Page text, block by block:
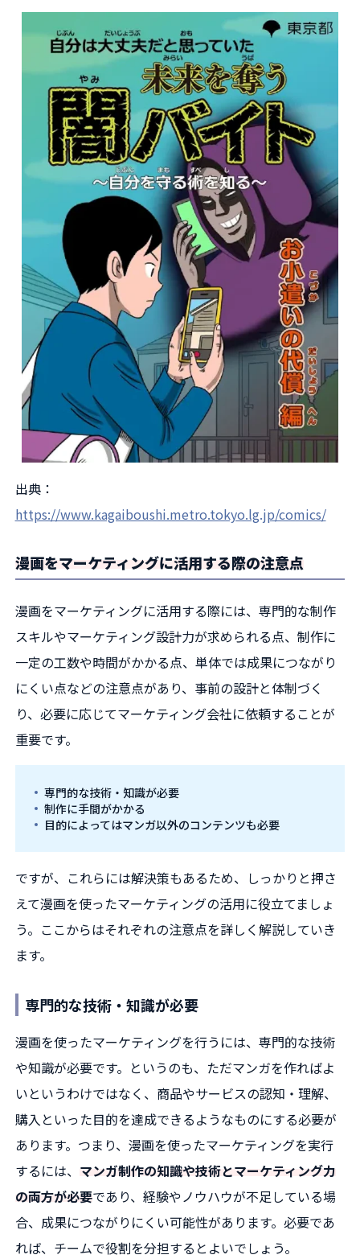
出典：
https://www.kagaiboushi.metro.tokyo.lg.jp/comics/
漫画をマーケティングに活用する際の注意点
漫画をマーケティングに活用する際には、専門的な制作
スキルやマーケティング設計力が求められる点、制作に
一定の工数や時間がかかる点、単体では成果につながり
にくい点などの注意点があり、事前の設計と体制づく
り、必要に応じてマーケティング会社に依頼することが
重要です。
専門的な技術・知識が必要
制作に手間がかかる
目的によってはマンガ以外のコンテンツも必要
ですが、これらには解決策もあるため、しっかりと押さ
えて漫画を使ったマーケティングの活用に役立てましょ
う。ここからはそれぞれの注意点を詳しく解説していき
ます。
専門的な技術・知識が必要
漫画を使ったマーケティングを行うには、専門的な技術
や知識が必要です。というのも、ただマンガを作ればよ
いというわけではなく、商品やサービスの認知・理解、
購入といった目的を達成できるようなものにする必要が
あります。つまり、漫画を使ったマーケティングを実行
するには、 マンガ制作の知識や技術とマーケティング力
の両方が必要であり、経験やノウハウが不足している場
合、成果につながりにくい可能性があります。必要であ
れば、チームで役割を分担するとよいでしょう。